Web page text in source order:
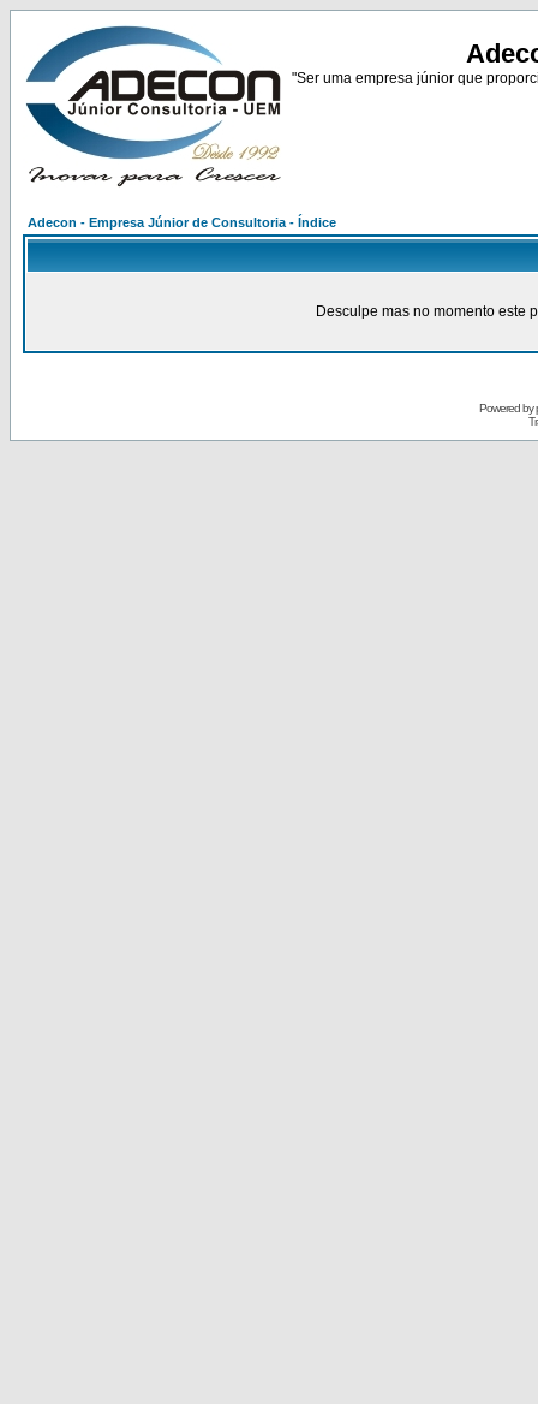
"Ser uma empresa júnior que
Adecon - Empresa Júnior de Consultoria - Índice
Desculpe mas no momento este
Powered by